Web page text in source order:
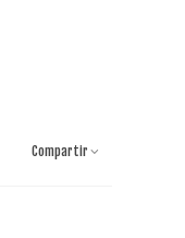
Compartir